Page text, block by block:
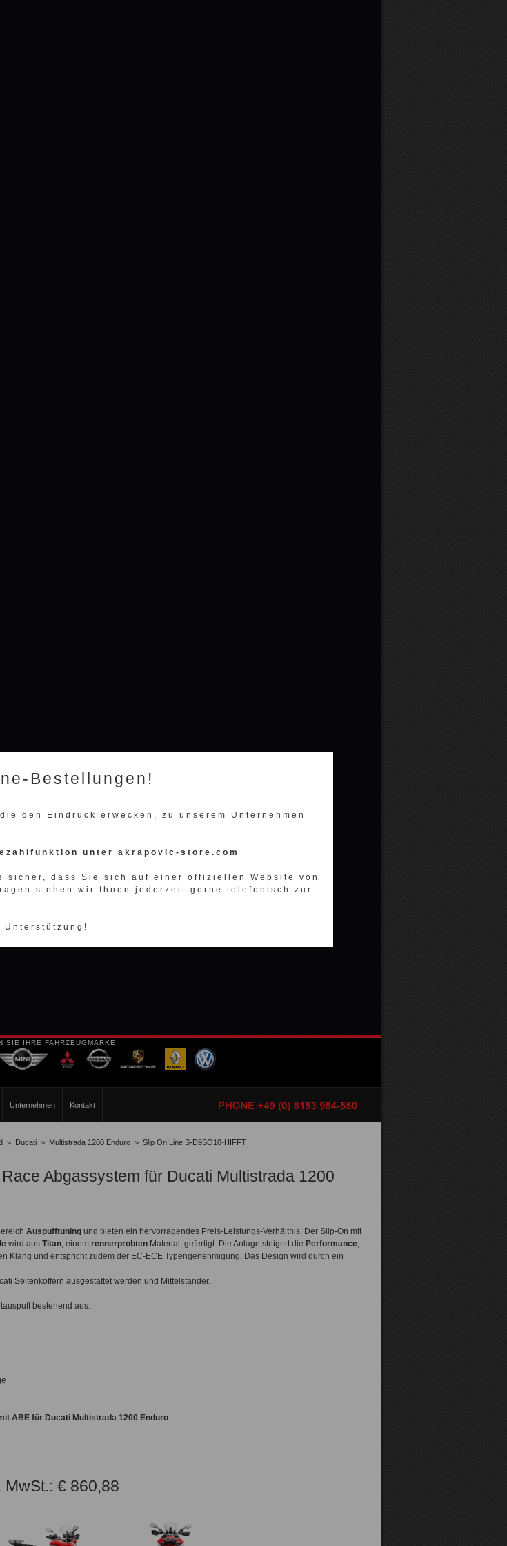
SIE IHRE FAHRZEUGMARKE
Unternehmen Kontakt
> Ducati > Multistrada 1200 Enduro > Slip On Line S-D9SO10-HIFFT
Abgassystem für Ducati Multistrada 1200
Auspufftuning und bieten ein hervorragendes Preis-Leistungs-Verhältnis. Der Slip-On mit
wird aus Titan, einem rennerprobten Material, gefertigt. Die Anlage steigert die Performance,
Klang und entspricht zudem der EC-ECE Typengenehmigung. Das Design wird durch ein
Seitenkoffern ausgestattet werden und Mittelständer.
bestehend aus:
ABE für Ducati Multistrada 1200 Enduro
€ 860,88
Bestellungen!
den Eindruck erwecken, zu unserem Unternehmen
unter akrapovic-store.com
dass Sie sich auf einer offiziellen Website von
stehen wir Ihnen jederzeit gerne telefonisch zur
Unterstützung!